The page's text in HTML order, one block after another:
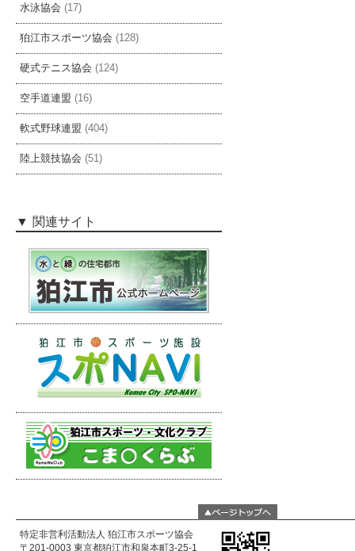
水泳協会 (17)
狛江市スポーツ協会 (128)
硬式テニス協会 (124)
空手道連盟 (16)
軟式野球連盟 (404)
陸上競技協会 (51)
関連サイト
特定非営利活動法人 狛江市スポーツ協会
〒201-0003 東京都狛江市和泉本町3-25-1